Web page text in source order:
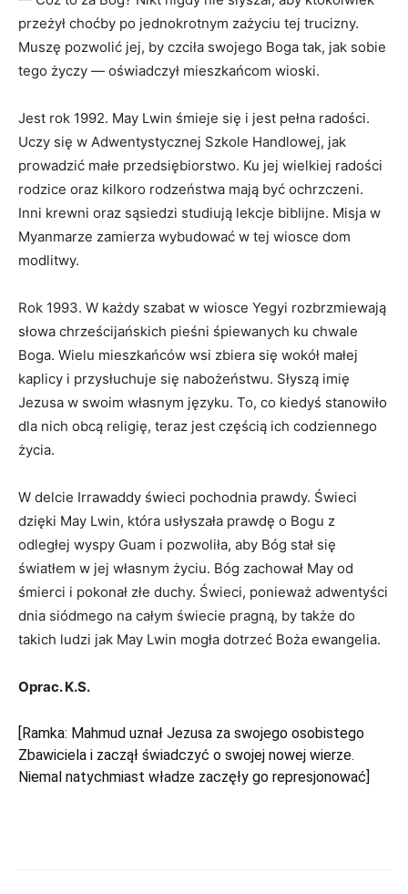
przeżył choćby po jednokrotnym zażyciu tej trucizny.
Muszę pozwolić jej, by czciła swojego Boga tak, jak sobie
tego życzy — oświadczył mieszkańcom wioski.
Jest rok 1992. May Lwin śmieje się i jest pełna radości.
Uczy się w Adwentystycznej Szkole Handlowej, jak
prowadzić małe przedsiębiorstwo. Ku jej wielkiej radości
rodzice oraz kilkoro rodzeństwa mają być ochrzczeni.
Inni krewni oraz sąsiedzi studiują lekcje biblijne. Misja w
Myanmarze zamierza wybudować w tej wiosce dom
modlitwy.
Rok 1993. W każdy szabat w wiosce Yegyi rozbrzmiewają
słowa chrześcijańskich pieśni śpiewanych ku chwale
Boga. Wielu mieszkańców wsi zbiera się wokół małej
kaplicy i przysłuchuje się nabożeństwu. Słyszą imię
Jezusa w swoim własnym języku. To, co kiedyś stanowiło
dla nich obcą religię, teraz jest częścią ich codziennego
życia.
W delcie Irrawaddy świeci pochodnia prawdy. Świeci
dzięki May Lwin, która usłyszała prawdę o Bogu z
odległej wyspy Guam i pozwoliła, aby Bóg stał się
światłem w jej własnym życiu. Bóg zachował May od
śmierci i pokonał złe duchy. Świeci, ponieważ adwentyści
dnia siódmego na całym świecie pragną, by także do
takich ludzi jak May Lwin mogła dotrzeć Boża ewangelia.
Oprac. K.S.
[Ramka: Mahmud uznał Jezusa za swojego osobistego
Zbawiciela i zaczął świadczyć o swojej nowej wierze.
Niemal natychmiast władze zaczęły go represjonować]